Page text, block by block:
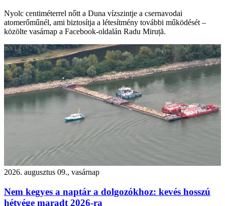
Nyolc centiméterrel nőtt a Duna vízszintje a csernavodai
atomerőműnél, ami biztosítja a létesítmény további működését –
közölte vasárnap a Facebook-oldalán Radu Miruță.
2026. augusztus 09., vasárnap
Nem kegyes a naptár a dolgozókhoz: kevés hosszú
hétvége maradt 2026-ra